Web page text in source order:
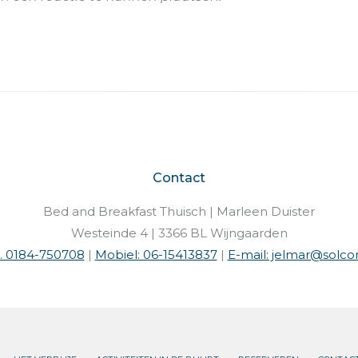
Contact
Bed and Breakfast Thuisch | Marleen Duister
Westeinde 4 | 3366 BL Wijngaarden
0184-750708 | Mobiel: 06-15413837| E-mail: